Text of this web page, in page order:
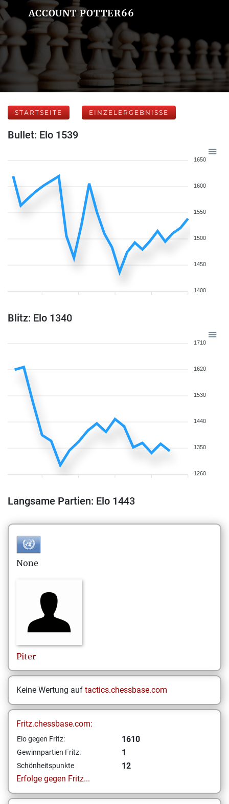
ACCOUNT POTTER66
STARTSEITE EINZELERGEBNISSE
Bullet: Elo 1539
1650
1600
1550
1500
1450
1400
Blitz: Elo 1340
1710
1620
1530
1440
1350
1260
Langsame Partien: Elo 1443
None
Piter
Keine Wertung auf tactics.chessbase.com
Fritz.chessbase.com:
Elo gegen Fritz: 1610
Gewinnpartien Fritz: 1
Schönheitspunkte
12
Erfolge gegen Fritz...